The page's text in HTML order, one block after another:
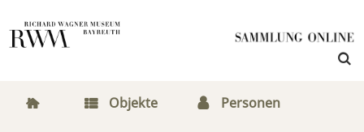
Objekte Personen